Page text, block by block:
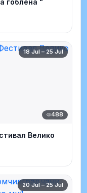
гоблена "
18 Jul – 25 Jul
488
Велико
20 Jul – 25 Jul